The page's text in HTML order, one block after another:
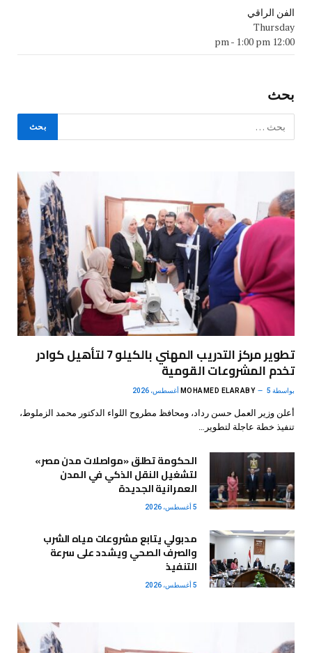
الفن الراقي
Thursday
12:00 pm
- 1:00 pm
بحث
تطوير مركز التدريب المهني بالكيلو 7 لتأهيل كوادر
تخدم المشروعات القومية
بواسطة MOHAMED ELARABY 5 أغسطس، 2026
أعلن وزير العمل حسن رداد، ومحافظ مطروح اللواء الدكتور محمد الزملوط،
تنفيذ خطة عاجلة لتطوير…
الحكومة تطلق «مواصلات مدن مصر»
لتشغيل النقل الذكي في المدن
العمرانية الجديدة
5 أغسطس، 2026
مدبولي يتابع مشروعات مياه الشرب
والصرف الصحي ويشدد على سرعة
التنفيذ
5 أغسطس، 2026